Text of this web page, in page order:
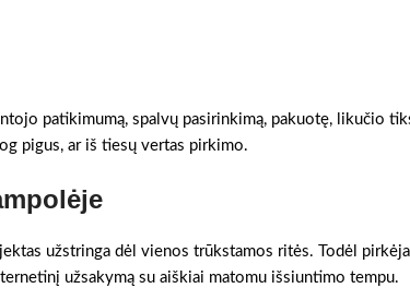
patikimumą, spalvų pasirinkimą, pakuotę, likučio
pigus, ar iš tiesų vertas pirkimo.
užstringa dėl vienos trūkstamos ritės. Todėl
užsakymą su aiškiai matomu išsiuntimo tempu.